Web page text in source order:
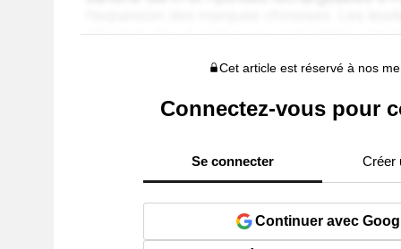
Cet article est réservé à nos
Connectez-vous pour
Se connecter Créer
Continuer avec